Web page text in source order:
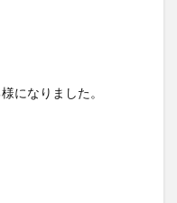
になりました。